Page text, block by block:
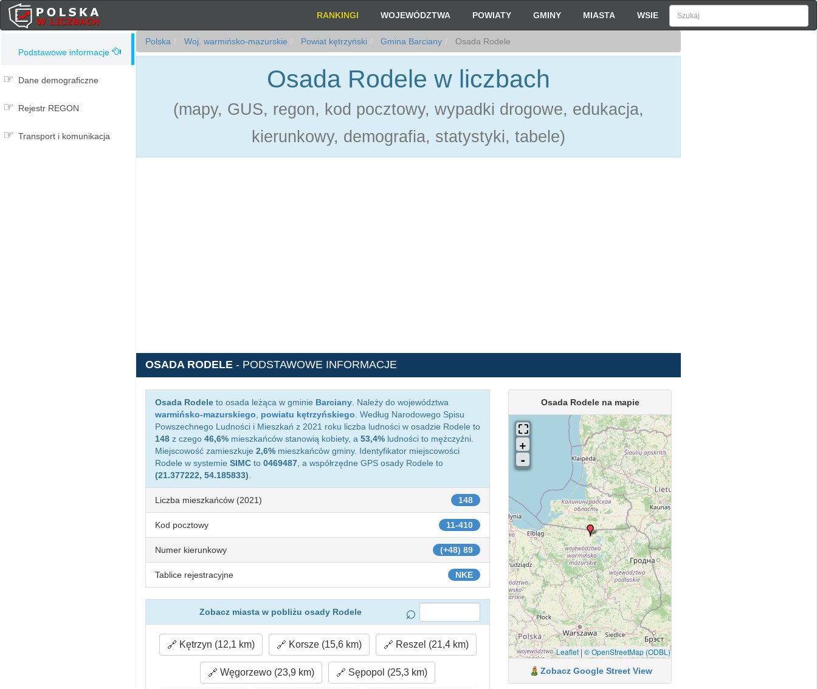
RANKINGI WOJEWÓDZTWA POWIATY GMINY MIASTA WSIE
Podstawowe informacje
Dane demograficzne
Rejestr REGON
Transport i komunikacja
Polska Woj. warmińsko-mazurskie Powiat kętrzyński Gmina Barciany Osada Rodele
Osada Rodele w liczbach
(mapy, GUS, regon, kod pocztowy, wypadki drogowe, edukacja,
kierunkowy, demografia, statystyki, tabele)
OSADA RODELE - PODSTAWOWE INFORMACJE
Osada Rodele to osada leżąca w gminie Barciany . Należy do województwa
warmińsko-mazurskiego
powiatu kętrzyńskiego . Według Narodowego Spisu
Powszechnego Ludności i Mieszkań z 2021 roku liczba ludności w osadzie Rodele to
148 z czego 46,6% mieszkańców stanowią kobiety, a 53,4% ludności to mężczyźni.
Miejscowość zamieszkuje 2,6% mieszkańców gminy. Identyfikator miejscowości
Rodele w systemie SIMC to 0469487 , a współrzędne GPS osady Rodele to
(21.377222, 54.185833)
148
Liczba mieszkańców (2021)
11-410
Kod pocztowy
(+48) 89
Numer kierunkowy
NKE
Tablice rejestracyjne
Zobacz miasta w pobliżu osady Rodele
Kętrzyn (12,1 km) Korsze (15,6 km) Reszel (21,4 km)
Węgorzewo (23,9 km) Sępopol (25,3 km)
Osada Rodele na mapie
Leaflet| © OpenStreetMap (ODBL)
Zobacz Google Street View